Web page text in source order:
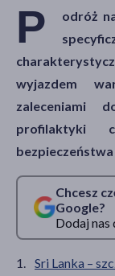
Hit
P
odróż
wyjazdem
zaleceniami
profilaktyki
Chcesz
Google?
Dodaj nas
Sri Lanka –